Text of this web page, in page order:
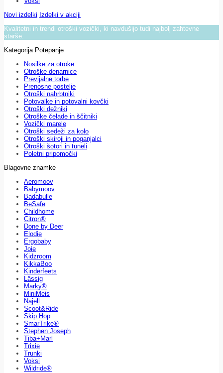
Novi izdelki Izdelki v akciji
Kvalitetni in trendi otroški vozički, ki navdušijo tudi najbolj zahtevne
starše.
Kategorija Potepanje
Nosilke za otroke
Otroške denarnice
Previjalne torbe
Prenosne postelje
Otroški nahrbtniki
Potovalke in potovalni kovčki
Otroški dežniki
Otroške čelade in ščitniki
Vozički marele
Otroški sedeži za kolo
Otroški skiroji in poganjalci
Otroški šotori in tuneli
Poletni pripomočki
Blagovne znamke
Aeromoov
Babymoov
Badabulle
BeSafe
Childhome
Citron®
Done by Deer
Elodie
Ergobaby
Joie
Kidzroom
KikkaBoo
Kinderfeets
Lässig
Marky®
MiniMeis
Najell
Scoot&Ride
Skip Hop
SmarTrike®
Stephen Joseph
Tiba+Marl
Trixie
Trunki
Voksi
Wildride®